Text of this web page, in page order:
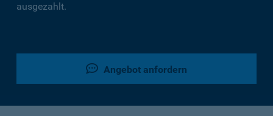
ausgezahlt.
Angebot anfordern